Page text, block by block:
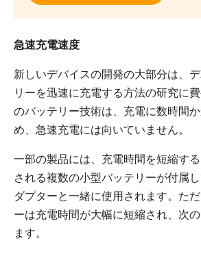
急速充電速度
新しいデバイスの開発の大部分は、
リーを迅速に充電する方法の研究に
のバッテリー技術は、充電に数時間
め、急速充電には向いていません。
一部の製品には、充電時間を短縮す
される複数の小型バッテリーが付属
ダプターと一緒に使用されます。た
ーは充電時間が大幅に短縮され、次
ます。